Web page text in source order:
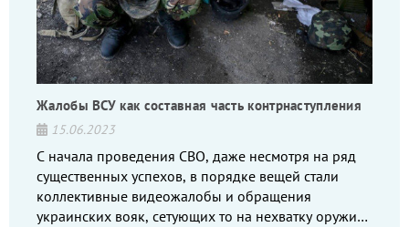
Жалобы ВСУ как составная часть контрнаступления
15.06.2023
С начала проведения СВО, даже несмотря на ряд
существенных успехов, в порядке вещей стали
коллективные видеожалобы и обращения
украинских вояк, сетующих то на нехватку оружия,